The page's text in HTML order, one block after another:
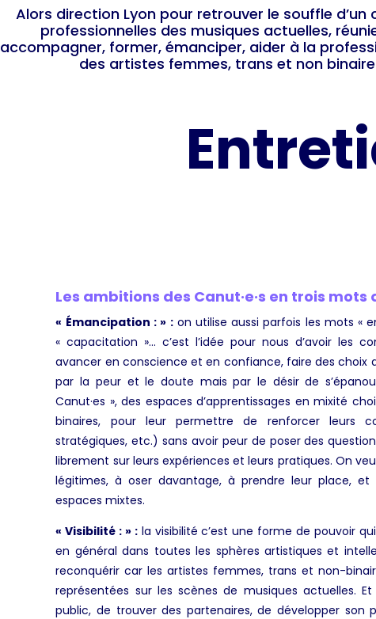
Alors direction Lyon pour retrouver le souffle d’un
professionnelles des musiques actuelles,
accompagner, former, émanciper, aider à la
des artistes femmes, trans et non
Les ambitions des Canut·e·s en trois
« Émancipation : » :on utilise aussi parfois les mots «
« capacitation »… c’est l’idée pour nous d’avoir les
avancer en conscience et en confiance, faire des choix
par la peur et le doute mais par le désir de
Canut·es », des espaces d’apprentissages en mixité
binaires, pour leur permettre de renforcer leurs
stratégiques, etc.) sans avoir peur de poser des
librement sur leurs expériences et leurs pratiques. On
légitimes, à oser davantage, à prendre leur place,
espaces mixtes.
« Visibilité : » : la visibilité c’est une forme de pouvoir
en général dans toutes les sphères artistiques et
reconquérir car les artistes femmes, trans et non-
représentées sur les scènes de musiques actuelles.
public, de trouver des partenaires, de développer son